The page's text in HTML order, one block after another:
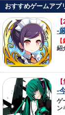
おすすめゲームアプ
【
-
紹
-
ゲ
ン